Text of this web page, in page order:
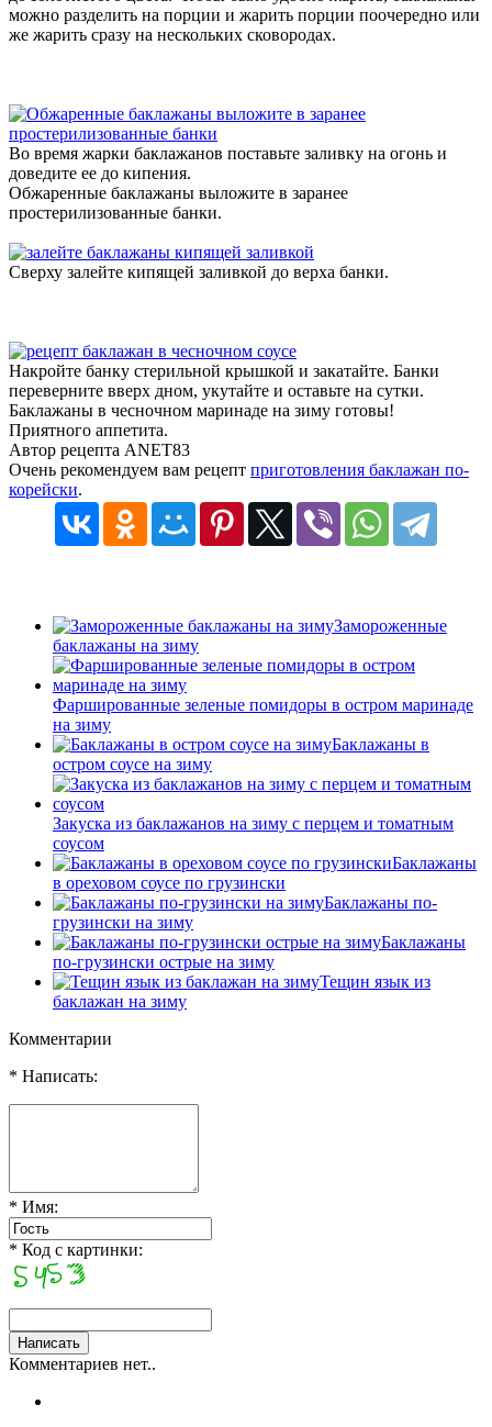
можно разделить на порции и жарить порции поочередно или
же жарить сразу на нескольких сковородах.
Во время жарки баклажанов поставьте заливку на огонь и
доведите ее до кипения.
Обжаренные баклажаны выложите в заранее
простерилизованные банки.
Сверху залейте кипящей заливкой до верха банки.
Накройте банку стерильной крышкой и закатайте. Банки
переверните вверх дном, укутайте и оставьте на сутки.
Баклажаны в чесночном маринаде на зиму готовы!
Приятного аппетита.
Автор рецепта ANET83
Очень рекомендуем вам рецепт приготовления баклажан по-
корейски.
Замороженные
баклажаны на зиму
Фаршированные зеленые помидоры в остром маринаде
на зиму
Баклажаны в
остром соусе на зиму
Закуска из баклажанов на зиму с перцем и томатным
соусом
Баклажаны
в ореховом соусе по грузински
Баклажаны по-
грузински на зиму
Баклажаны
по-грузински острые на зиму
Тещин язык из
баклажан на зиму
Комментарии
* Написать:
* Имя:
* Код с картинки:
Комментариев нет..